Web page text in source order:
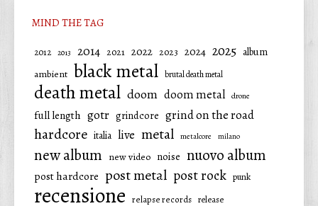
MIND THE TAG
2012 2013 2014 2021 2022 2023 2024 2025 album
ambient black metal brutal death metal
death metal doom doom metal drone
full length gotr grindcore grind on the road
hardcore italia live metal metalcore milano
new album new video noise nuovo album
post hardcore post metal post rock punk
recensione relapse records release